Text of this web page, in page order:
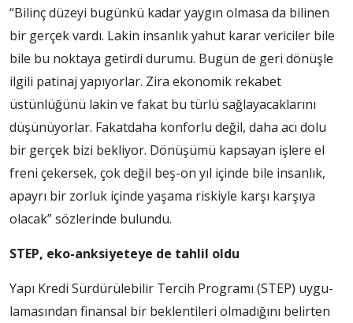
“Bilinç düzeyi bugünkü kadar yaygın olmasa da bili­nen
bir gerçek vardı. Lakin in­sanlık yahut karar vericiler bile
bile bu noktaya getirdi duru­mu. Bugün de geri dönüşle
il­gili patinaj yapıyorlar. Zira ekonomik rekabet
üstünlüğü­nü lakin ve fakat bu türlü sağla­yacaklarını
düşünüyorlar. Fa­katdaha konforlu değil, daha acı dolu
bir gerçek bizi bekli­yor. Dönüşümü kapsayan işle­re el
freni çekersek, çok değil beş-on yıl içinde bile insanlık,
apayrı bir zorluk içinde yaşama riskiyle karşı karşıya
olacak” sözlerinde bulundu.
STEP, eko-anksiyeteye de tahlil oldu
Yapı Kredi Sürdürülebilir Tercih Programı (STEP) uygu­
lamasından finansal bir bek­lentileri olmadığını belirten